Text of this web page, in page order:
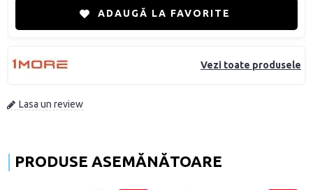
Vezi toate produsele
Lasa un review
ADAUGĂ LA FAVORITE
PRODUSE ASEMĂNĂTOARE